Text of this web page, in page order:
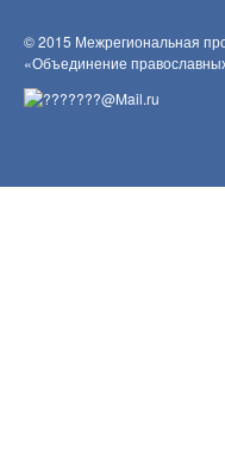
© 2015 Межрегиональная
«Объединение